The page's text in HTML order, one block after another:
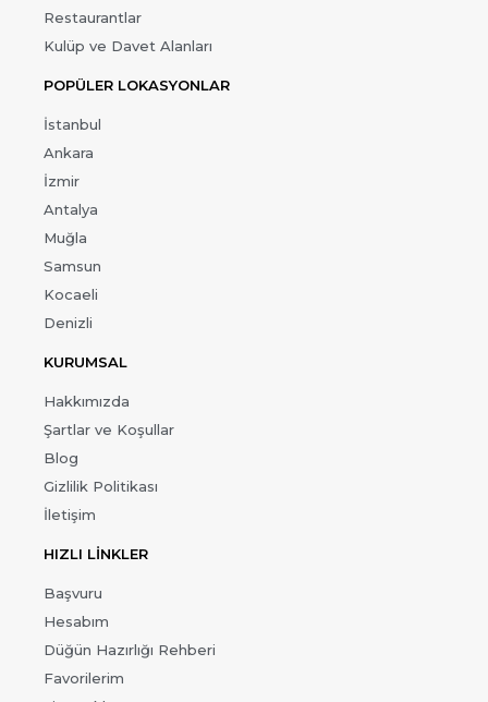
Restaurantlar
Kulüp ve Davet Alanları
POPÜLER LOKASYONLAR
İstanbul
Ankara
İzmir
Antalya
Muğla
Samsun
Kocaeli
Denizli
KURUMSAL
Hakkımızda
Şartlar ve Koşullar
Blog
Gizlilik Politikası
İletişim
HIZLI LİNKLER
Başvuru
Hesabım
Düğün Hazırlığı Rehberi
Favorilerim